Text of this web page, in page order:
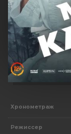
Хронометраж
Режиссер